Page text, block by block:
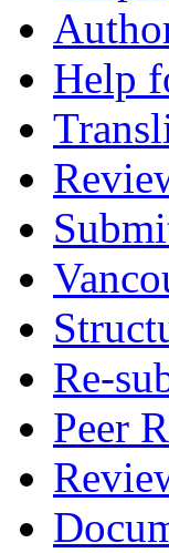
Help
Re-
Peer